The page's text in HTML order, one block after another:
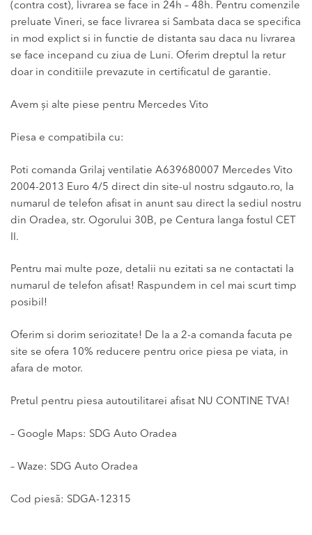
(contra cost), livrarea se face in 24h – 48h. Pentru comenzile
preluate Vineri, se face livrarea si Sambata daca se specifica
in mod explict si in functie de distanta sau daca nu livrarea
se face incepand cu ziua de Luni. Oferim dreptul la retur
doar in conditiile prevazute in certificatul de garantie.
Avem și alte piese pentru Mercedes Vito
Piesa e compatibila cu:
Poti comanda Grilaj ventilatie A639680007 Mercedes Vito
2004-2013 Euro 4/5 direct din site-ul nostru sdgauto.ro, la
numarul de telefon afisat in anunt sau direct la sediul nostru
din Oradea, str. Ogorului 30B, pe Centura langa fostul CET
II.
Pentru mai multe poze, detalii nu ezitati sa ne contactati la
numarul de telefon afisat! Raspundem in cel mai scurt timp
posibil!
Oferim si dorim seriozitate! De la a 2-a comanda facuta pe
site se ofera 10% reducere pentru orice piesa pe viata, in
afara de motor.
Pretul pentru piesa autoutilitarei afisat NU CONTINE TVA!
– Google Maps: SDG Auto Oradea
– Waze: SDG Auto Oradea
Cod piesă: SDGA-12315